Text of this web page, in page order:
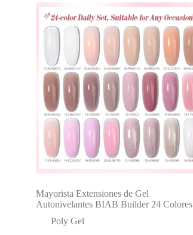
Mayorista Extensiones de Gel
Autonivelantes BIAB Builder 24 Colores
Poly Gel